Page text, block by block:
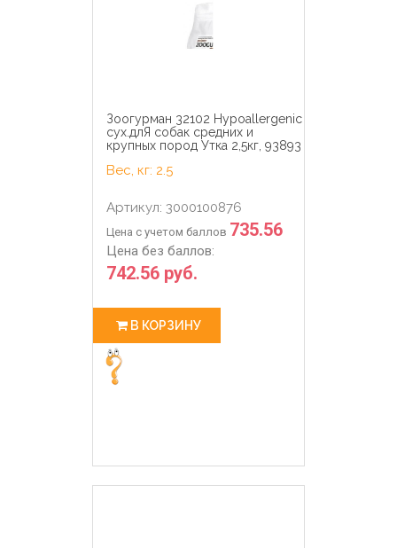
Зоогурман 32102 Hypoallergenic
сух.длЯ собак средних и
крупных пород Утка 2,5кг, 93893
Вес, кг: 2.5
Артикул: 3000100876
Цена с учетом баллов 735.56
Цена без баллов:
742.56 руб.
В КОРЗИНУ